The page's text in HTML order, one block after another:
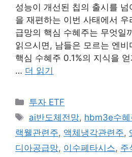
성능이 개선된 칩의 출시를
을 재편하는 이번 사태에서
급망의 핵심 수혜주는 무엇일
읽으시면, 남들은 모르는 엔
핵심 수혜주 0.1%의 지식을
… 더 읽기
카
테
리
투자 ETF
태
그
ai반도체전망, hbm3e수혜
랙웰관련주, 액체냉각관련주,
디아공급망, 이수페타시스, 주